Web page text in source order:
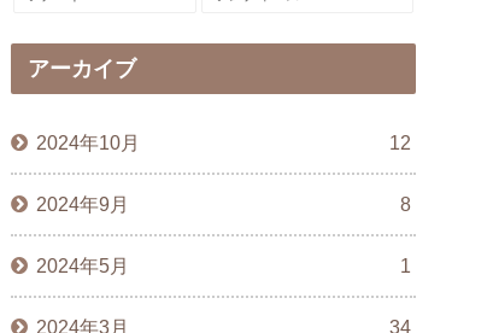
アーカイブ
2024年10月 12
2024年9月 8
2024年5月 1
2024年3月 34